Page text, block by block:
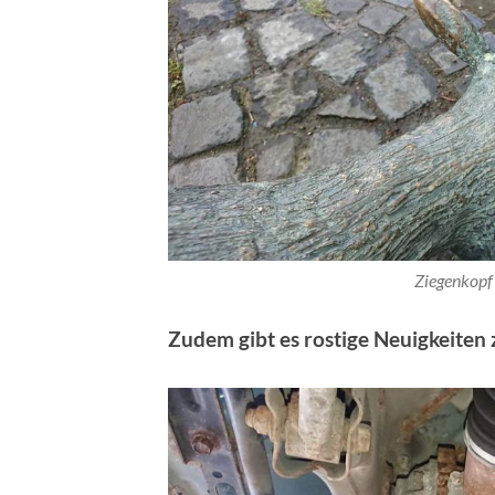
Zudem gibt es rostige